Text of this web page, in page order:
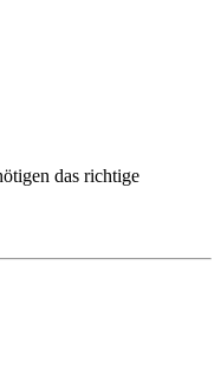
das richtige